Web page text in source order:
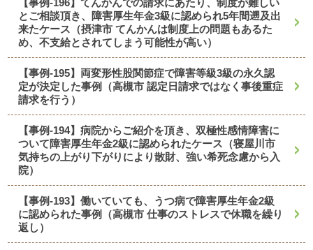
【事例-196】てんかんでの請求にあたり、制度が難しい
とご相談頂き、障害厚生年金3級に認められ5年間遡及出
来たケース（摂津市 てんかんは制度上の問題もあるた
め、不支給とされてしまう可能性が高い）
【事例-195】両変形性股関節症で障害等級3級の永久認
定が決定した事例（高槻市 認定日請求ではなく事後重症
請求を行う）
【事例-194】病院からご紹介を頂き、双極性感情障害に
ついて障害厚生年金2級に認められたケース（寝屋川市
気持ちの上がり下がりにより散財、強い希死念慮から入
院）
【事例-193】働いていても、うつ病で障害厚生年金2級
に認められた事例（高槻市 仕事のストレスで休職を繰り
返し）